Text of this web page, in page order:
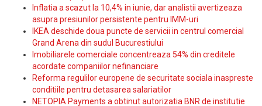
Inflatia a scazut la 10,4% in iunie, dar analistii avertizeaza
asupra presiunilor persistente pentru IMM-uri
IKEA deschide doua puncte de servicii in centrul comercial
Grand Arena din sudul Bucurestiului
Imobiliarele comerciale concentreaza 54% din creditele
acordate companiilor nefinanciare
Reforma regulilor europene de securitate sociala inaspreste
conditiile pentru detasarea salariatilor
NETOPIA Payments a obtinut autorizatia BNR de institutie